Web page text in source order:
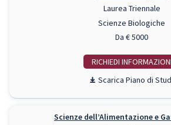
Laurea Triennale
Scienze Biologiche
Da € 5000
RICHIEDI INFO
Piano di
Scienze dell’Alimentazione e